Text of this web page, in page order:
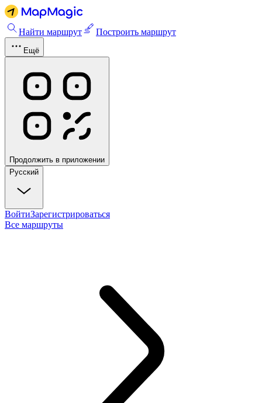
Найти маршрут Построить маршрут
Ещё
Продолжить в приложении
Русский
ВойтиЗарегистрироваться
Все маршруты